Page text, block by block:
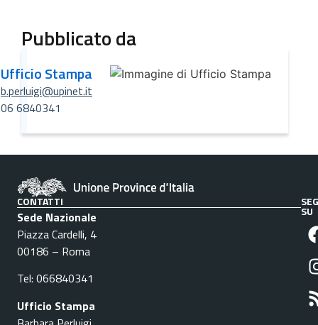
Pubblicato da
Ufficio Stampa
b.perluigi@upinet.it
06 6840341
CONTATTI
Sede Nazionale
Piazza Cardelli, 4
00186 – Roma
Tel: 066840341
Ufficio Stampa
SU